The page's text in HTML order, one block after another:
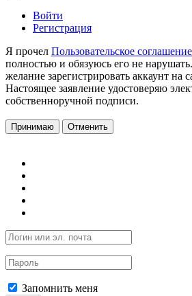
Войти
Регистрация
Я прочел Пользовательское соглашение
полностью и обязуюсь его не
желание зарегистрировать аккаунт на
Настоящее заявление удостоверяю
собственноручной подписи.
Принимаю Отменить
Запомнить меня